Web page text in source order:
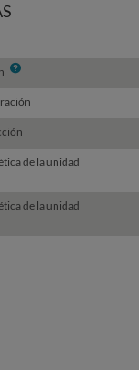
Info
de la unidad
de la unidad